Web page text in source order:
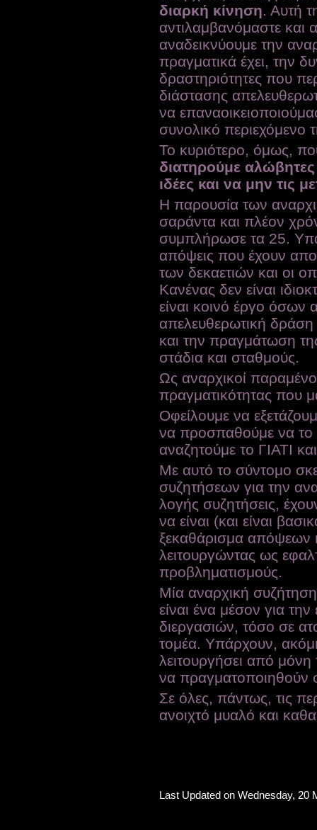
διαρκή κίνηση. Αυτή
αντιλαμβανόμαστε και
αναδεικνύουμε την
πραγματικά έχει, την
δραστηριότητες που
διάστασης
να
συνολικό περιεχόμενο
Το κυριότερο, όμως,
διατηρούμε αλώβητες
ιδέες και να μην τις
Η παρουσία των
σαράντα και πλέον
συμπλήρωσε τα 25.
απόψεις που έχουν
των δεκαετιών και οι
Κανένας δεν είναι
είναι κοινό έργο όσων
απελευθερωτική
και την πραγμάτωση
στάδια και σταθμούς.
Ως αναρχικοί
πραγματικότητας που
Οφείλουμε να
να προσπαθούμε να το
αναζητούμε το ΓΙΑΤΙ
Με αυτό το σύντομο
συζητήσεων για την
λογής συζητήσεις,
να είναι (και είναι
ξεκαθάρισμα απόψεων
λειτουργώντας ως
προβληματισμούς.
Μία αναρχική
είναι ένα μέσον για
διεργασιών, τόσο σε
τομέα. Υπάρχουν,
λειτουργήσει από
να πραγματοποιηθούν
Σε όλες, πάντως, τις
ανοιχτό μυαλό και
Last Updated on Wednesday, 20